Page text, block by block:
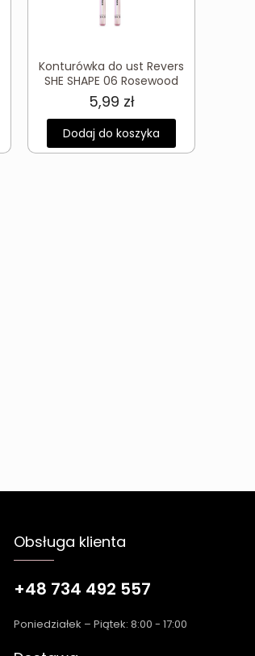
Konturówka do ust Revers
SHE SHAPE 06 Rosewood
5,99 zł
Dodaj do koszyka
Obsługa klienta
+48 734 492 557
Poniedziałek – Piątek: 8:00 - 17:00